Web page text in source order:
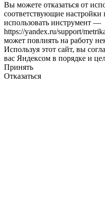
Вы можете отказаться от
соответствующие
использовать инструмент —
https://yandex.ru/support/
может повлиять на работу
Используя этот сайт, вы
вас Яндексом в порядке и
Принять
Отказаться